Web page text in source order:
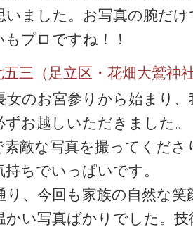
いました。お写真の腕だけ
プロですね！！
五三（足立区・花畑大鷲神
女のお宮参りから始まり、
お越しいただきました。
素敵な写真を撮ってくださ
持ちでいっぱいです。
り、今回も家族の自然な笑
かい写真ばかりでした。